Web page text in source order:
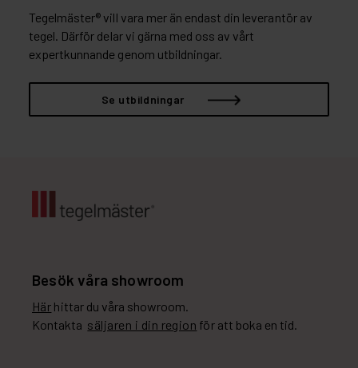
Tegelmäster® vill vara mer än endast din leverantör av
tegel. Därför delar vi gärna med oss av vårt
expertkunnande genom utbildningar.
Se utbildningar
Besök våra showroom
Här hittar du våra showroom.
Kontakta säljaren i din region för att boka en tid.